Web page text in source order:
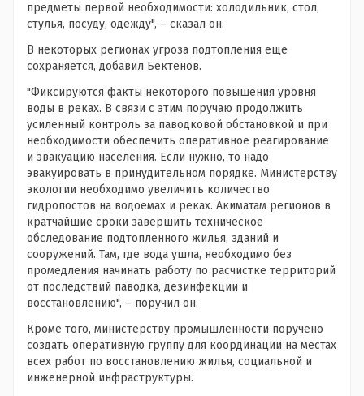
предметы первой необходимости: холодильник, стол,
стулья, посуду, одежду", – сказал он.
В некоторых регионах угроза подтопления еще
сохраняется, добавил Бектенов.
"Фиксируются факты некоторого повышения уровня
воды в реках. В связи с этим поручаю продолжить
усиленный контроль за паводковой обстановкой и при
необходимости обеспечить оперативное реагирование
и эвакуацию населения. Если нужно, то надо
эвакуировать в принудительном порядке. Министерству
экологии необходимо увеличить количество
гидропостов на водоемах и реках. Акиматам регионов в
кратчайшие сроки завершить техническое
обследование подтопленного жилья, зданий и
сооружений. Там, где вода ушла, необходимо без
промедления начинать работу по расчистке территорий
от последствий паводка, дезинфекции и
восстановлению", – поручил он.
Кроме того, министерству промышленности поручено
создать оперативную группу для координации на местах
всех работ по восстановлению жилья, социальной и
инженерной инфраструктуры.